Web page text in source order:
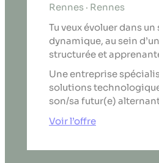
Rennes · Rennes
Tu veux évoluer dans
dynamique, au sein
structurée et
Une entreprise
solutions
son/sa futur(e)
Voir l’offre